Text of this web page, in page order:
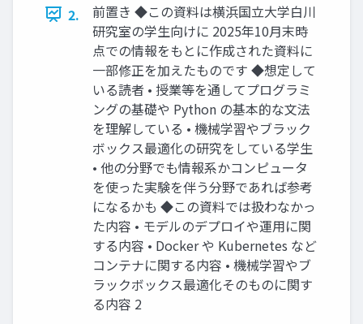
2.
前置き ◆この資料は横浜国立大学白川
研究室の学生向けに 2025年10月末時
点での情報をもとに作成された資料に
一部修正を加えたものです ◆想定して
いる読者 • 授業等を通してプログラミ
ングの基礎や Python の基本的な文法
を理解している • 機械学習やブラック
ボックス最適化の研究をしている学生
• 他の分野でも情報系かコンピュータ
を使った実験を伴う分野であれば参考
になるかも ◆この資料では扱わなかっ
た内容 • モデルのデプロイや運用に関
する内容 • Docker や Kubernetes など
コンテナに関する内容 • 機械学習やブ
ラックボックス最適化そのものに関す
る内容 2